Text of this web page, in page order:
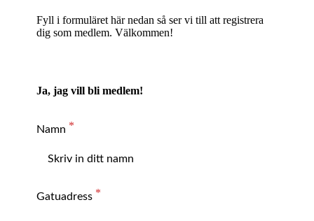
Fyll i formuläret här nedan så ser vi till att registrera
dig som medlem. Välkommen!
Ja, jag vill bli medlem!
Namn
Gatuadress